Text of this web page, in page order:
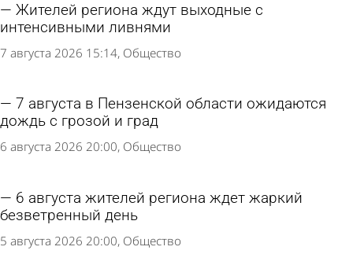
Жителей региона ждут выходные с
интенсивными ливнями
7 августа 2026 15:14 Общество
7 августа в Пензенской области ожидаются
дождь с грозой и град
6 августа 2026 20:00 Общество
6 августа жителей региона ждет жаркий
безветренный день
5 августа 2026 20:00 Общество